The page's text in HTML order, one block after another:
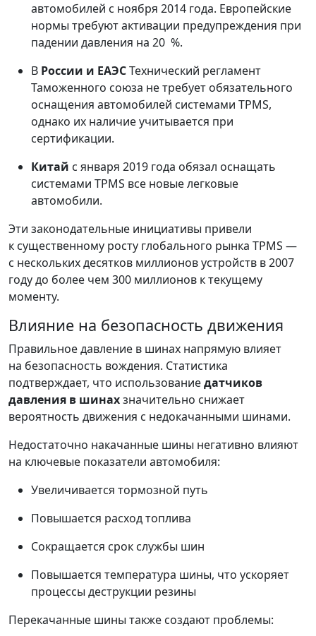
автомобилей с ноября 2014 года. Европейские
нормы требуют активации предупреждения при
падении давления на 20 %.
В России и ЕАЭСТехнический регламент
Таможенного союза не требует обязательного
оснащения автомобилей системами TPMS,
однако их наличие учитывается при
сертификации.
Китай с января 2019 года обязал оснащать
системами TPMS все новые легковые
автомобили.
Эти законодательные инициативы привели
к существенному росту глобального рынка TPMS —
с нескольких десятков миллионов устройств в 2007
году до более чем 300 миллионов к текущему
моменту.
Влияние на безопасность движения
Правильное давление в шинах напрямую влияет
на безопасность вождения. Статистика
подтверждает, что использованиедатчиков
давления в шинахзначительно снижает
вероятность движения с недокачанными шинами.
Недостаточно накачанные шины негативно влияют
на ключевые показатели автомобиля:
Увеличивается тормозной путь
Повышается расход топлива
Сокращается срок службы шин
Повышается температура шины, что ускоряет
процессы деструкции резины
Перекачанные шины также создают проблемы: